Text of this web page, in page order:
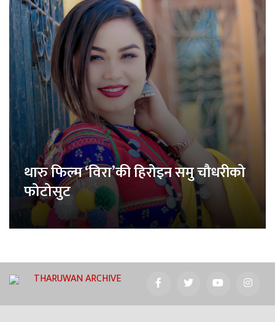
थारु फिल्म ‘विरा’की हिरोइन समु चौधरीको
फोटोसुट
THARUWAN ARCHIVE